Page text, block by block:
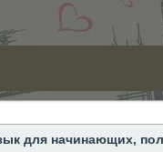
для начинающих,